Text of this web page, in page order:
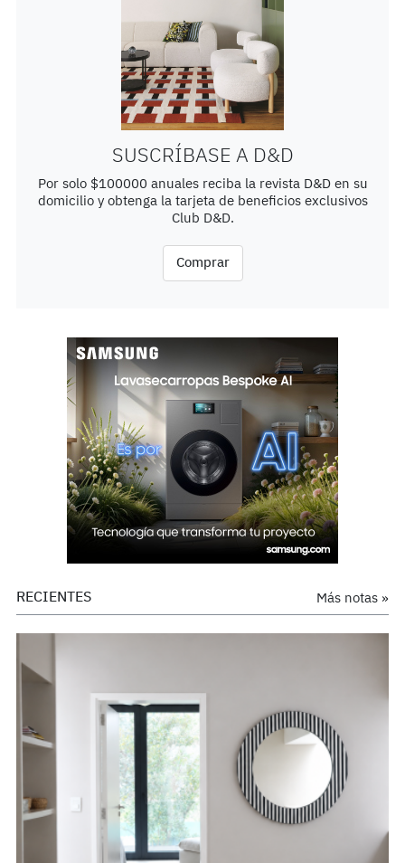
SUSCRÍBASE A D&D
Por solo $100000 anuales reciba la revista D&D en su
domicilio y obtenga la tarjeta de beneficios exclusivos
Club D&D.
Comprar
Más notas »
RECIENTES